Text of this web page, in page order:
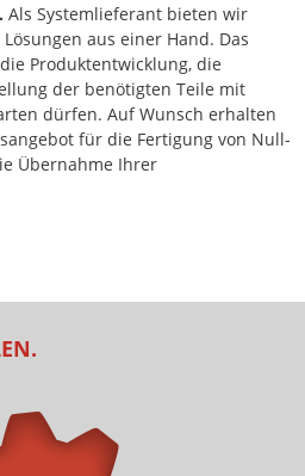
Als Systemlieferant bieten wir
aus einer Hand. Das
Produktentwicklung, die
der benötigten Teile mit
dürfen. Auf Wunsch erhalten
für die Fertigung von Null-
Übernahme Ihrer